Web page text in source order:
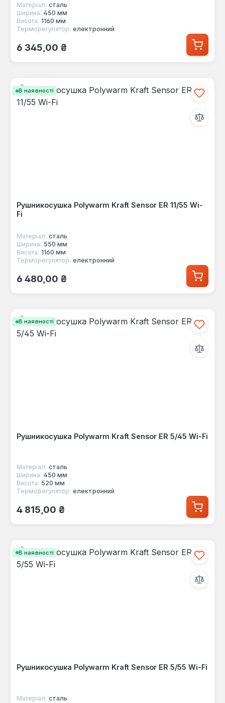
Матеріал: сталь
Ширина: 450 мм
Висота: 1160 мм
Терморегулятор: електронний
Звичайна ціна:
6 345,00 ₴
В наявності
Рушникосушка Polywarm Kraft Sensor ER 11/55 Wi-
Fi
Матеріал: сталь
Ширина: 550 мм
Висота: 1160 мм
Терморегулятор: електронний
Звичайна ціна:
6 480,00 ₴
В наявності
Рушникосушка Polywarm Kraft Sensor ER 5/45 Wi-Fi
Матеріал: сталь
Ширина: 450 мм
Висота: 520 мм
Терморегулятор: електронний
Звичайна ціна:
4 815,00 ₴
В наявності
Рушникосушка Polywarm Kraft Sensor ER 5/55 Wi-Fi
Матеріал: сталь